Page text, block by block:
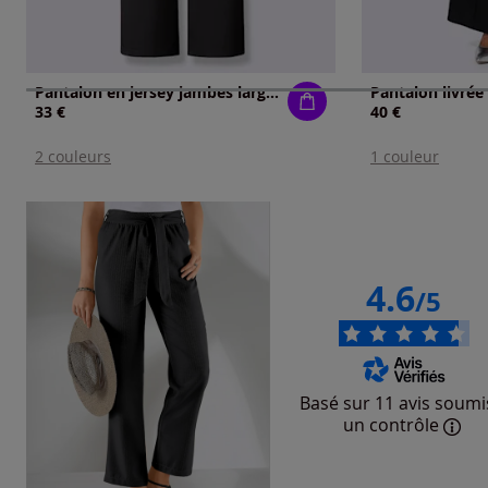
Pantalon en jersey jambes larges mode
33 €
2 couleurs
40 €
1 couleur
4.6/5
Basé sur 11 avis
un contrôle